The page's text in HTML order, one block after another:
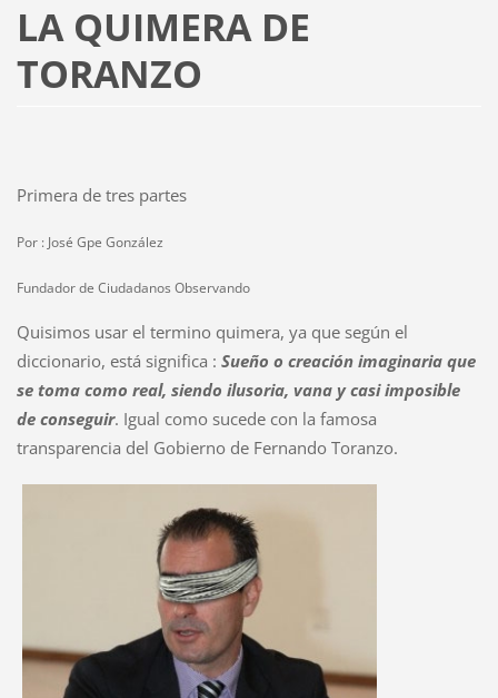
LA QUIMERA DE
TORANZO
Primera de tres partes
Por : José Gpe González
Fundador de Ciudadanos Observando
Quisimos usar el termino quimera, ya que según el
diccionario, está significa : Sueño o creación imaginaria que
se toma como real, siendo ilusoria, vana y casi imposible
de conseguir. Igual como sucede con la famosa
transparencia del Gobierno de Fernando Toranzo.